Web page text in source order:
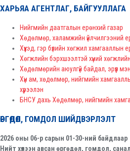
ХАРЬЯА АГЕНТЛАГ, БАЙГУУЛЛАГА
Нийгмийн даатгалын ерөнхий газар
Хөдөлмөр, халамжийн үйлчилгээний
Хүүхэд, гэр бүлийн хөгжил хамгааллын
Хөгжлийн бэрхшээлтэй хүний
Хөдөлмөрийн аюулгүй байдал, эрүүл
Хүн ам, хөдөлмөр, нийгмийн
хүрээлэн
БНСУ дахь Хөдөлмөр, нийгмийн
ӨРГӨДӨЛ, ГОМДОЛ ШИЙДВЭРЛЭЛТ
2026 оны 06-р сарын 01-30-ний байдлаар
Нийт хүлээн авсан өргөдөл, гомдол, санал